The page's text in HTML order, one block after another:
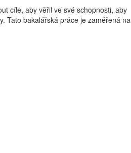
cíle, aby věřil ve své schopnosti, aby
Tato bakalářská práce je zaměřená na